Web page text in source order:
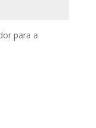
para a